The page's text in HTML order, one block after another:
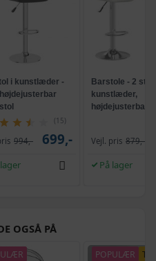
i kunstlæder -
(15)
994,- 699,-
Barstole - 2 stk.
kunstlæder,
højdejusterbare
Vejl. pris 879,-
På lager
OGSÅ PÅ
POPULÆR